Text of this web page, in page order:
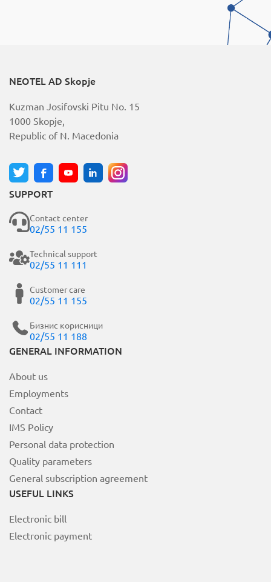
NEOTEL AD Skopje
Kuzman Josifovski Pitu No. 15
1000 Skopje,
Republic of N. Macedonia
SUPPORT
Contact center
02/55 11 155
Technical support
02/55 11 111
Customer care
02/55 11 155
Бизнис корисници
02/55 11 188
GENERAL INFORMATION
About us
Employments
Contact
IMS Policy
Personal data protection
Quality parameters
General subscription agreement
USEFUL LINKS
Electronic bill
Electronic payment